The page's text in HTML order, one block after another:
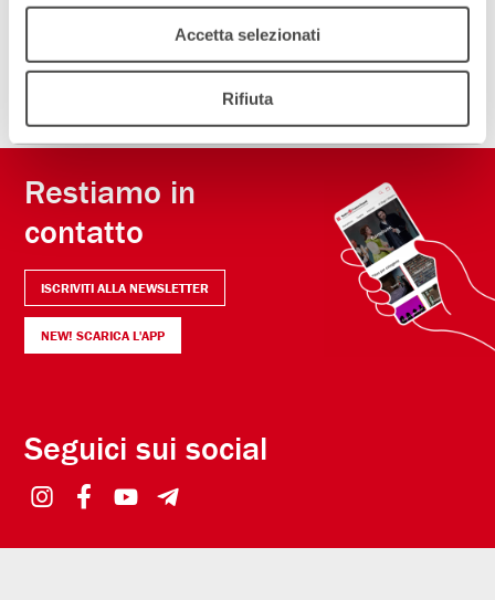
Accetta selezionati
Rifiuta
Restiamo in
contatto
ISCRIVITI ALLA NEWSLETTER
NEW! SCARICA L'APP
Seguici sui social